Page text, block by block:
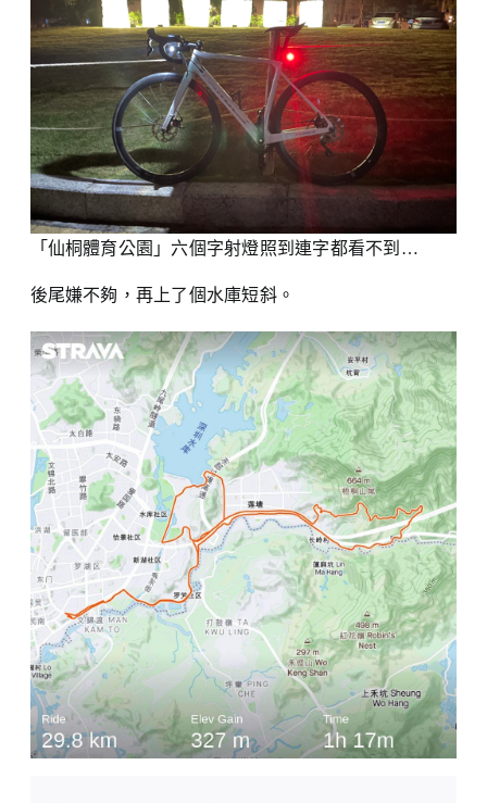
「仙桐體育公園」六個字射燈照到連字都看不到…
後尾嫌不夠，再上了個水庫短斜。